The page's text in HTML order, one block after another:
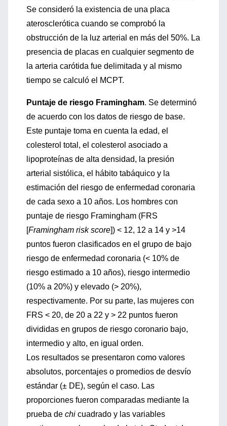
Se consideró la existencia de una placa
aterosclerótica cuando se comprobó la
obstrucción de la luz arterial en más del 50%. La
presencia de placas en cualquier segmento de
la arteria carótida fue delimitada y al mismo
tiempo se calculó el MCPT.
Puntaje de riesgo Framingham. Se determinó
de acuerdo con los datos de riesgo de base.
Este puntaje toma en cuenta la edad, el
colesterol total, el colesterol asociado a
lipoproteínas de alta densidad, la presión
arterial sistólica, el hábito tabáquico y la
estimación del riesgo de enfermedad coronaria
de cada sexo a 10 años. Los hombres con
puntaje de riesgo Framingham (FRS
[Framingham risk score]) < 12, 12 a 14 y >14
puntos fueron clasificados en el grupo de bajo
riesgo de enfermedad coronaria (< 10% de
riesgo estimado a 10 años), riesgo intermedio
(10% a 20%) y elevado (> 20%),
respectivamente. Por su parte, las mujeres con
FRS < 20, de 20 a 22 y > 22 puntos fueron
divididas en grupos de riesgo coronario bajo,
intermedio y alto, en igual orden.
Los resultados se presentaron como valores
absolutos, porcentajes o promedios de desvío
estándar (± DE), según el caso. Las
proporciones fueron comparadas mediante la
prueba de chi cuadrado y las variables